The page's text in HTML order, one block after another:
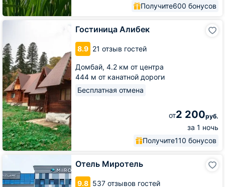
Получите600 бонусов
Гостиница Алибек
8.9 21 отзыв гостей
Домбай, 4.2 км от центра
444 м от канатной дороги
Бесплатная отмена
от2 200руб.
за 1 ночь
Получите110 бонусов
Гостиница
Отель Миротель
9.8 537 отзывов гостей